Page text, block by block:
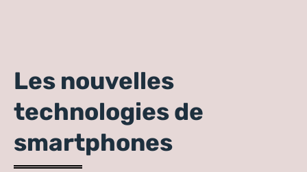
Les nouvelles
technologies de
smartphones